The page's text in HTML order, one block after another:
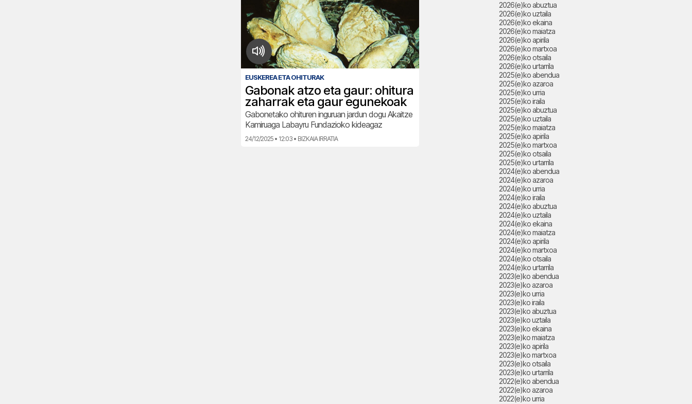
EUSKEREA ETA OHITURAK
Gabonak atzo eta gaur: ohitura
zaharrak eta gaur egunekoak
Gabonetako ohituren inguruan jardun dogu Akaitze
Kamiruaga Labayru Fundazioko kideagaz
24/12/2025 • 12:03 • BIZKAIA IRRATIA
2026(e)ko abuztua
2026(e)ko uztaila
2026(e)ko ekaina
2026(e)ko maiatza
2026(e)ko apirila
2026(e)ko martxoa
2026(e)ko otsaila
2026(e)ko urtarrila
2025(e)ko abendua
2025(e)ko azaroa
2025(e)ko urria
2025(e)ko iraila
2025(e)ko abuztua
2025(e)ko uztaila
2025(e)ko maiatza
2025(e)ko apirila
2025(e)ko martxoa
2025(e)ko otsaila
2025(e)ko urtarrila
2024(e)ko abendua
2024(e)ko azaroa
2024(e)ko urria
2024(e)ko iraila
2024(e)ko abuztua
2024(e)ko uztaila
2024(e)ko ekaina
2024(e)ko maiatza
2024(e)ko apirila
2024(e)ko martxoa
2024(e)ko otsaila
2024(e)ko urtarrila
2023(e)ko abendua
2023(e)ko azaroa
2023(e)ko urria
2023(e)ko iraila
2023(e)ko abuztua
2023(e)ko uztaila
2023(e)ko ekaina
2023(e)ko maiatza
2023(e)ko apirila
2023(e)ko martxoa
2023(e)ko otsaila
2023(e)ko urtarrila
2022(e)ko abendua
2022(e)ko azaroa
2022(e)ko urria